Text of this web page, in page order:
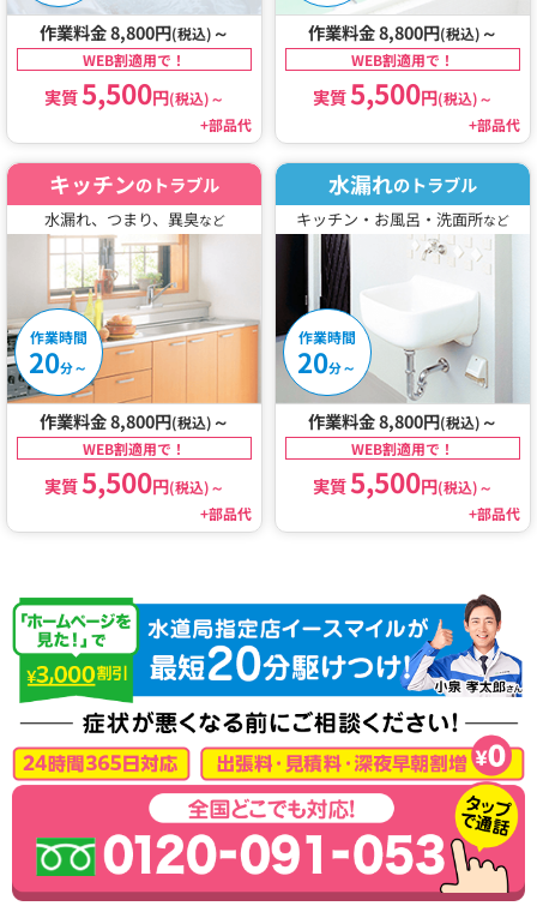
作業料金 8,800円(税込) ～
WEB割適用で！
実質5,500円(税込)～
+部品代
作業料金 8,800円(税込) ～
WEB割適用で！
実質5,500円(税込)～
+部品代
キッチンのトラブル
水漏れ、つまり、異臭など
作業時間
20分～
作業料金 8,800円(税込) ～
WEB割適用で！
実質5,500円(税込)～
+部品代
水漏れのトラブル
キッチン・お風呂・洗面所など
作業時間
20分～
作業料金 8,800円(税込) ～
WEB割適用で！
実質5,500円(税込)～
+部品代